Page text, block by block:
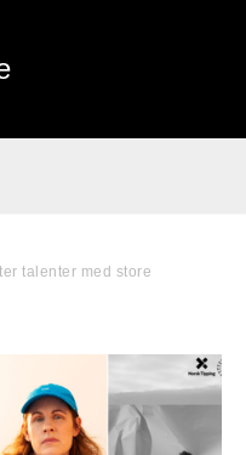
talenter med store